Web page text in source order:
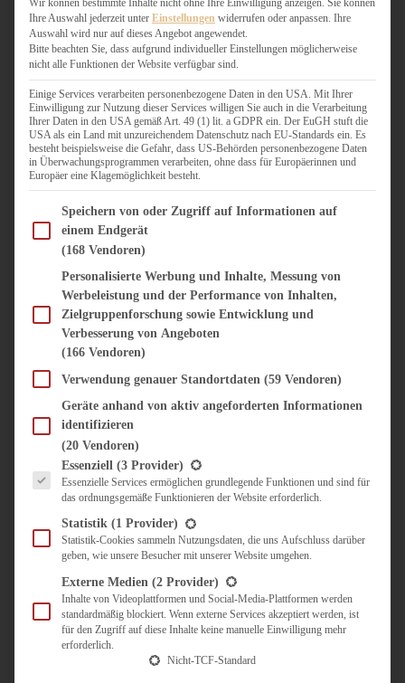
BURGER & SANDWICHES
FIX AUF DEM TISCH
FLEISCH & FISCH
GRILLEN / BARBECUE
HERZHAFTES BACKEN
ONE-POT-GERICHTE
PASTA & NUDELGERICHTE
PIZZA, TARTES & QUICHES
REIS & RISOTTO
SALATE & SNACKS
SUPPENKASPEREIEN
VORSPEISEN
SÜSS & HERZHAFT
BROTAUFSTRICH
DIPS, SAUCEN, CHUTNEYS
KÜCHENGESCHENKE
UNTERWEGS
KULINARISCH UNTERWEGS
ÜBER MICH
ZUSAMMENARBEIT
Ihre Auswahl jederzeit unter Einstellungen widerrufen oder anpassen. Ihre
Auswahl wird nur auf dieses Angebot angewendet.
Bitte beachten Sie, dass aufgrund individueller Einstellungen möglicherweise
nicht alle Funktionen der Website verfügbar sind.
Einige Services verarbeiten personenbezogene Daten in den USA. Mit Ihrer
Einwilligung zur Nutzung dieser Services willigen Sie auch in die Verarbeitung
Ihrer Daten in den USA gemäß Art. 49 (1) lit. a GDPR ein. Der EuGH stuft die
USA als ein Land mit unzureichendem Datenschutz nach EU-Standards ein. Es
besteht beispielsweise die Gefahr, dass US-Behörden personenbezogene Daten
in Überwachungsprogrammen verarbeiten, ohne dass für Europäerinnen und
Europäer eine Klagemöglichkeit besteht.
Im Folgenden finden Sie eine Liste der Zwecke des IAB Transparency and Consent
Speichern von oder Zugriff auf Informationen auf
einem Endgerät
(168 Vendoren)
Personalisierte Werbung und Inhalte, Messung von
Werbeleistung und der Performance von Inhalten,
Zielgruppenforschung sowie Entwicklung und
Verbesserung von Angeboten
(166 Vendoren)
Verwendung genauer Standortdaten (59 Vendoren)
Geräte anhand von aktiv angeforderten Informationen
identifizieren
(20 Vendoren)
Es folgt eine Liste der Service-Gruppen, für die eine Einwilligung erteilt werden
Essenziell (3 Provider)
Essenzielle Services ermöglichen grundlegende Funktionen und sind für
das ordnungsgemäße Funktionieren der Website erforderlich.
Statistik (1 Provider)
Statistik-Cookies sammeln Nutzungsdaten, die uns Aufschluss darüber
geben, wie unsere Besucher mit unserer Website umgehen.
Externe Medien (2 Provider)
Inhalte von Videoplattformen und Social-Media-Plattformen werden
standardmäßig blockiert. Wenn externe Services akzeptiert werden, ist
für den Zugriff auf diese Inhalte keine manuelle Einwilligung mehr
erforderlich.
Nicht-TCF-Standard